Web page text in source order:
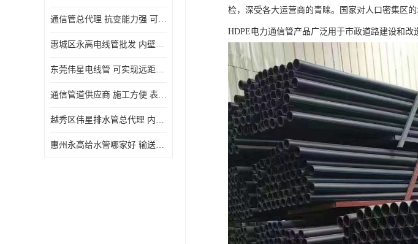
通信管总代理 抗变能力强 可耐强震 扭曲
惠城区永高电线管批发 内壁光滑 抗震性能好
东莞伟星电线管 可实现远距离通信 频率稳定性好
通信管道供应商 施工方便 表面电阻系数大
越秀区伟星排水管总代理 内部表面光滑 大功率 效率高
惠州永高给水管哪家好 输送能力强 方便施工和运输
检，深受各大运营商的青睐。国家对人口密集区
HDPE电力通信管产品广泛用于市政道路建设和改